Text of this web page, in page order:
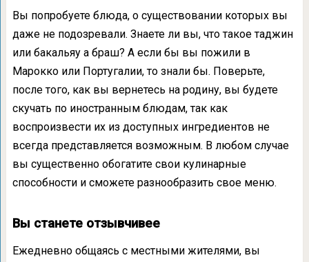
Вы попробуете блюда, о существовании которых вы
даже не подозревали. Знаете ли вы, что такое таджин
или бакальяу а браш? А если бы вы пожили в
Марокко или Португалии, то знали бы. Поверьте,
после того, как вы вернетесь на родину, вы будете
скучать по иностранным блюдам, так как
воспроизвести их из доступных ингредиентов не
всегда представляется возможным. В любом случае
вы существенно обогатите свои кулинарные
способности и сможете разнообразить свое меню.
Вы станете отзывчивее
Ежедневно общаясь с местными жителями, вы